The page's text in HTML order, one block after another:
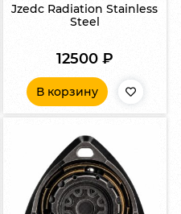
Jzedc Radiation Stainless
Steel
12500 ₽
В корзину